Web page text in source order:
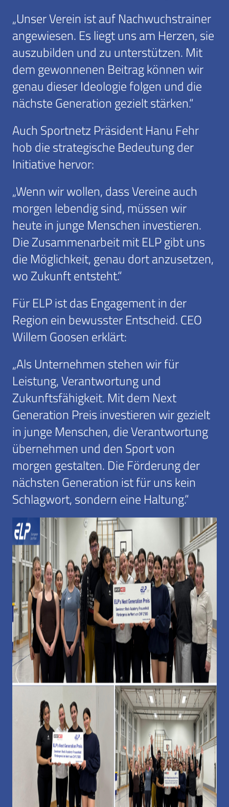
„Unser Verein ist auf Nachwuchstrainer
angewiesen. Es liegt uns am Herzen, sie
auszubilden und zu unterstützen. Mit
dem gewonnenen Beitrag können wir
genau dieser Ideologie folgen und die
nächste Generation gezielt stärken.“
Auch Sportnetz Präsident Hanu Fehr
hob die strategische Bedeutung der
Initiative hervor:
„Wenn wir wollen, dass Vereine auch
morgen lebendig sind, müssen wir
heute in junge Menschen investieren.
Die Zusammenarbeit mit ELP gibt uns
die Möglichkeit, genau dort anzusetzen,
wo Zukunft entsteht.“
Für ELP ist das Engagement in der
Region ein bewusster Entscheid. CEO
Willem Goosen erklärt:
„Als Unternehmen stehen wir für
Leistung, Verantwortung und
Zukunftsfähigkeit. Mit dem Next
Generation Preis investieren wir gezielt
in junge Menschen, die Verantwortung
übernehmen und den Sport von
morgen gestalten. Die Förderung der
nächsten Generation ist für uns kein
Schlagwort, sondern eine Haltung.“